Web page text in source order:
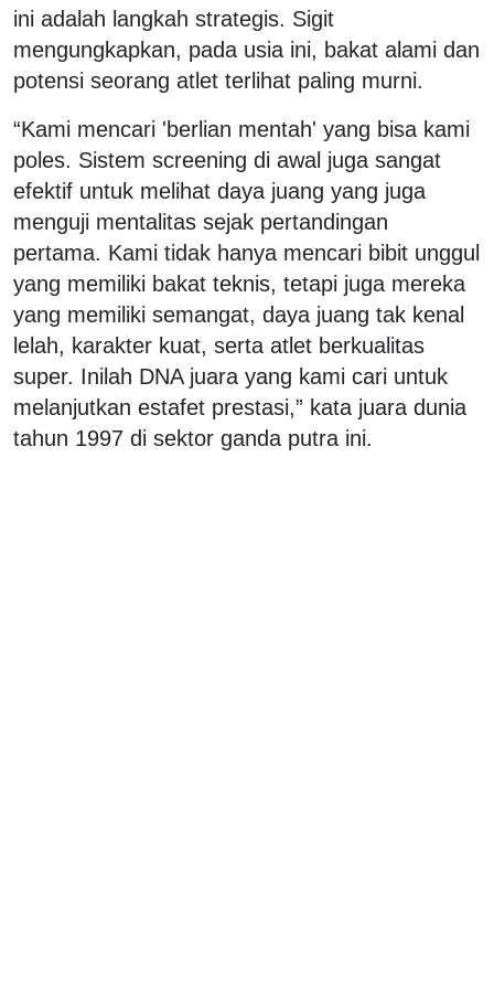
ini adalah langkah strategis. Sigit
mengungkapkan, pada usia ini, bakat alami dan
potensi seorang atlet terlihat paling murni.
“Kami mencari 'berlian mentah' yang bisa kami
poles. Sistem screening di awal juga sangat
efektif untuk melihat daya juang yang juga
menguji mentalitas sejak pertandingan
pertama. Kami tidak hanya mencari bibit unggul
yang memiliki bakat teknis, tetapi juga mereka
yang memiliki semangat, daya juang tak kenal
lelah, karakter kuat, serta atlet berkualitas
super. Inilah DNA juara yang kami cari untuk
melanjutkan estafet prestasi,” kata juara dunia
tahun 1997 di sektor ganda putra ini.